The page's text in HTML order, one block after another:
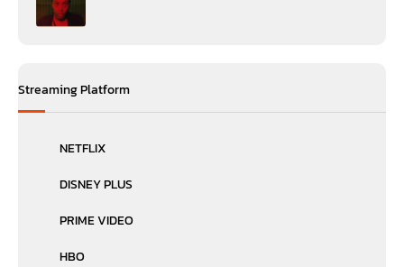
Streaming Platform
NETFLIX
DISNEY PLUS
PRIME VIDEO
HBO